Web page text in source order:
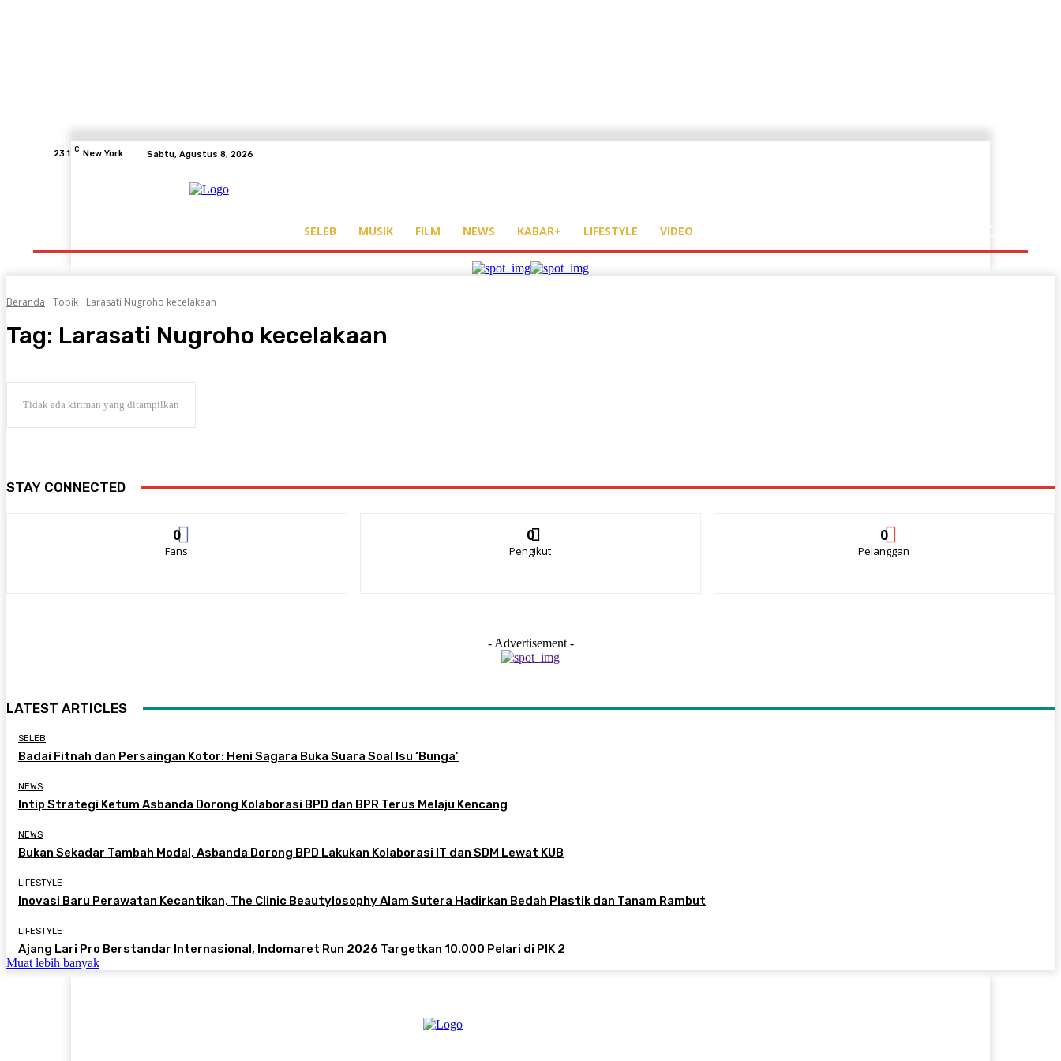
23.1 C New York Sabtu, Agustus 8, 2026
SELEB MUSIK FILM NEWS KABAR+ LIFESTYLE VIDEO
Beranda Topik Larasati Nugroho kecelakaan
Tag: Larasati Nugroho kecelakaan
Tidak ada kiriman yang ditampilkan
STAY CONNECTED
0
Fans
0
Pengikut
0
Pelanggan
- Advertisement -
LATEST ARTICLES
SELEB
Badai Fitnah dan Persaingan Kotor: Heni Sagara Buka Suara Soal Isu ‘Bunga’
NEWS
Intip Strategi Ketum Asbanda Dorong Kolaborasi BPD dan BPR Terus Melaju Kencang
NEWS
Bukan Sekadar Tambah Modal, Asbanda Dorong BPD Lakukan Kolaborasi IT dan SDM Lewat KUB
LIFESTYLE
Inovasi Baru Perawatan Kecantikan, The Clinic Beautylosophy Alam Sutera Hadirkan Bedah Plastik dan Tanam Rambut
LIFESTYLE
Ajang Lari Pro Berstandar Internasional, Indomaret Run 2026 Targetkan 10.000 Pelari di PIK 2
Muat lebih banyak